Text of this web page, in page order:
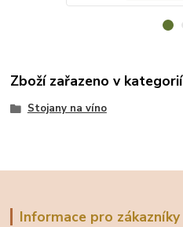
Zboží zařazeno v
Stojany na víno
Informace pro zákazníky